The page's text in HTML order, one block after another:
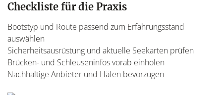
Checkliste für die Praxis
Bootstyp und Route passend zum Erfahrungsstand
auswählen
Sicherheitsausrüstung und aktuelle Seekarten prüfen
Brücken- und Schleuseninfos vorab einholen
Nachhaltige Anbieter und Häfen bevorzugen